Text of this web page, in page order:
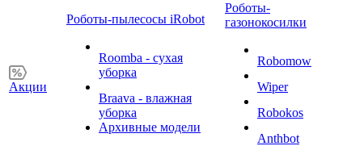
Акции
Роботы-пылесосы iRobot
Roomba - сухая
уборка
Braava - влажная
уборка
Архивные модели
Роботы-
газонокосилки
Robomow
Wiper
Robokos
Anthbot